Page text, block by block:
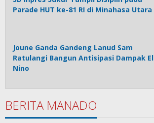
Parade HUT ke-81 RI di Minahasa Utara
Joune Ganda Gandeng Lanud Sam
Ratulangi Bangun Antisipasi Dampak El
Nino
BERITA MANADO